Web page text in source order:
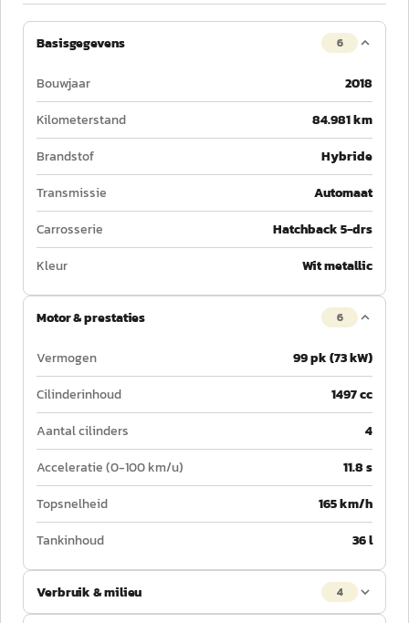
Basisgegevens 6
Bouwjaar
2018
Kilometerstand
84.981 km
Brandstof
Hybride
Transmissie
Automaat
Carrosserie
Hatchback 5-drs
Kleur
Wit metallic
Motor & prestaties 6
Vermogen
99 pk (73 kW)
Cilinderinhoud
1497 cc
Aantal cilinders
4
Acceleratie (0-100 km/u)
11.8 s
Topsnelheid
165 km/h
Tankinhoud
36 l
Verbruik & milieu 4